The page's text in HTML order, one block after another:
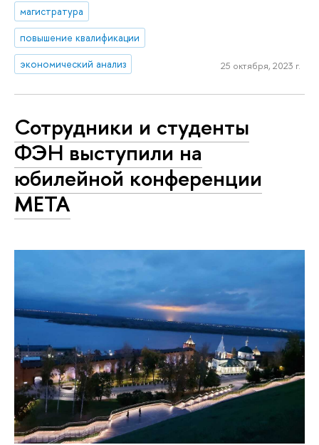
магистратура
повышение квалификации
экономический анализ
25 октября, 2023 г.
Сотрудники и студенты
ФЭН выступили на
юбилейной конференции
META